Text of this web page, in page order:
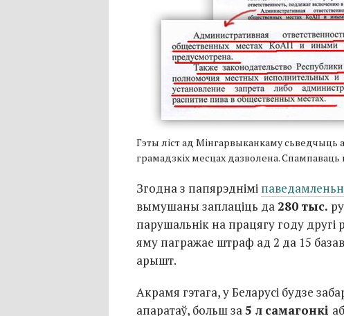
Гэты ліст ад Мінгарвыканкаму
грамадзкіх месцах дазволена.
Згодна з папярэднімі
вымушаны заплаціць да 280 тыс.
парушальнік на працягу году другі
яму пагражае штраф ад 2 да 15
арышт.
Акрамя гэтага, у Беларусі будзе
апаратаў, больш за 5 л самагонкі